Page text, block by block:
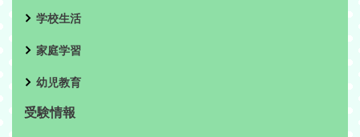
学校生活
家庭学習
幼児教育
受験情報